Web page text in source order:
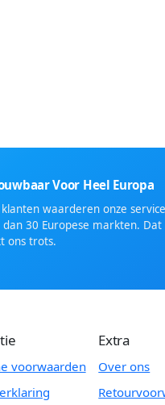
Voor Heel Europa
waarderen onze
30 Europese markten. Dat
ons trots.
voorwaarden
Extra
Over ons